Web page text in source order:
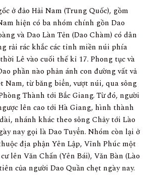
ở đảo Hải Nam (Trung Quốc), gồm
hiện có ba nhóm chính gồn Dao
và Dao Làn Tẻn (Dao Chàm) có dân
rải rác khắc các tỉnh miền núi phía
Lê vào cuối thế kỉ 17. Phong tục và
phần nào phản ánh con đường vất vả
Nam, từ băng biển, vượt núi, qua sông
Thành tới Bắc Giang. Từ đó, người
lên cao tới Hà Giang, hình thành
nhánh khác theo sông Chảy tới Lào
nay gọi là Dao Tuyển. Nhóm còn lại ở
địa phận Yên Lập, Vĩnh Phúc một
lên Văn Chấn (Yên Bái), Văn Bàn (Lào
của người Dao Quần chẹt ngày nay.